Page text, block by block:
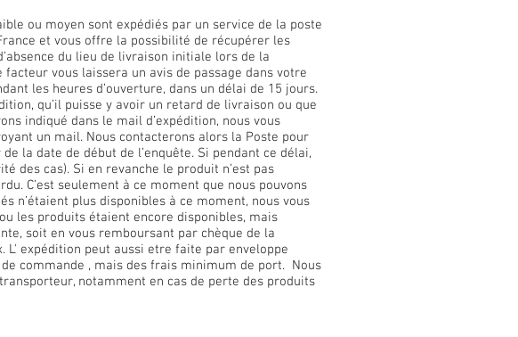
ou moyen sont expédiés par un service de la poste
et vous offre la possibilité de récupérer les
du lieu de livraison initiale lors de la
vous laissera un avis de passage dans votre
les heures d’ouverture, dans un délai de 15 jours.
qu’il puisse y avoir un retard de livraison ou que
indiqué dans le mail d’expédition, nous vous
un mail. Nous contacterons alors la Poste pour
la date de début de l’enquête. Si pendant ce délai,
des cas). Si en revanche le produit n’est pas
C’est seulement à ce moment que nous pouvons
n’étaient plus disponibles à ce moment, nous vous
les produits étaient encore disponibles, mais
soit en vous remboursant par chèque de la
expédition peut aussi etre faite par enveloppe
commande , mais des frais minimum de port. Nous
notamment en cas de perte des produits